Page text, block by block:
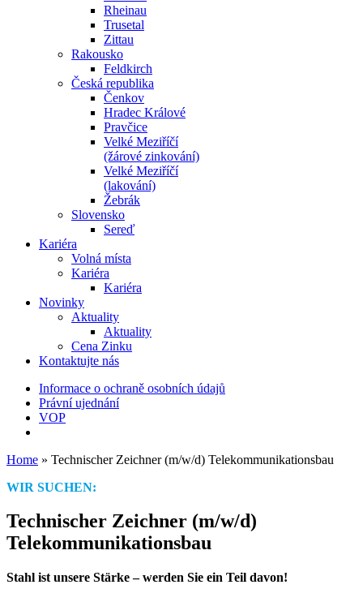
Rheinau
Trusetal
Zittau
Rakousko
Feldkirch
Česká republika
Čenkov
Hradec Králové
Pravčice
Velké Meziříčí
(žárové zinkování)
Velké Meziříčí
(lakování)
Žebrák
Slovensko
Sereď
Kariéra
Volná místa
Kariéra
Kariéra
Novinky
Aktuality
Aktuality
Cena Zinku
Kontaktujte nás
Informace o ochraně osobních údajů
Právní ujednání
VOP
Home » Technischer Zeichner (m/w/d) Telekommunikationsbau
WIR SUCHEN:
Technischer Zeichner (m/w/d)
Telekommunikationsbau
Stahl ist unsere Stärke – werden Sie ein Teil davon!